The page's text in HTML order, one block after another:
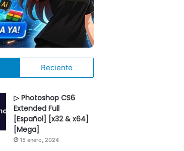
Reciente
▷ Photoshop CS6
Extended Full
[Español] [x32 & x64]
[Mega]
15 enero, 2024